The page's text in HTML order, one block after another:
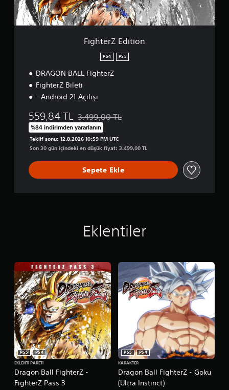
t
i
FighterZ Edition
PS4 PS5
DRAGON BALL FighterZ
FighterZ Bileti
- Android 21 Açılışı
559,84 TL Orijinal fiyat olan 3.499,00 TL üzerinden
3.499,00 TL
%84 indirimden yararlanın
Teklif sonu: 12.8.2026 10:59 PM UTC
Son 30 gün içindeki en düşük fiyat: 3.499,00 TL
Sepete Ekle
Eklentiler
Dragon Ball FighterZ -
FighterZ Pass 3
PS5
PS4
EKLENTI PAKETI
Dragon Ball FighterZ - Goku
(Ultra Instinct)
PS5
PS4
KARAKTER